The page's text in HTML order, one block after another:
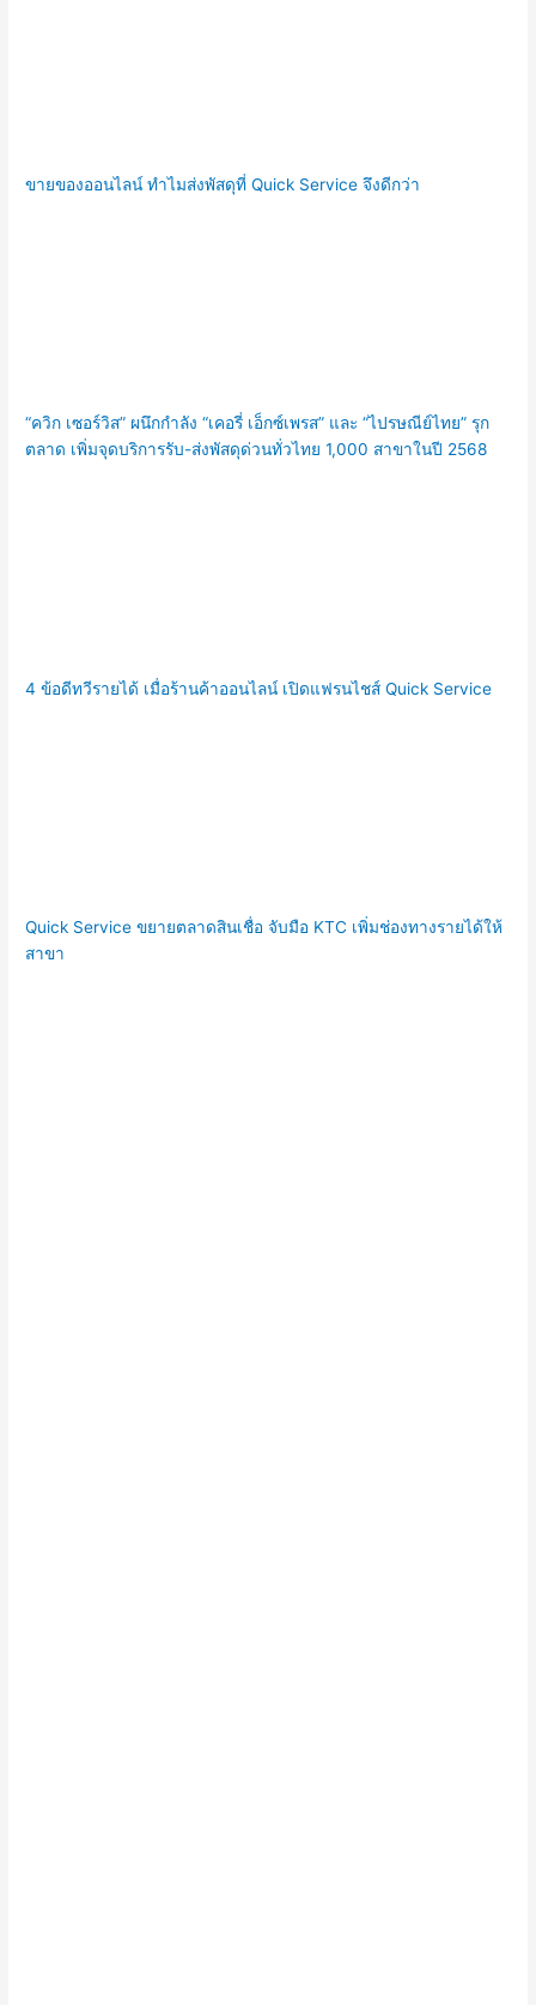
ขายของออนไลน์ ทำไมส่งพัสดุที่ Quick Service จึงดีกว่า
“ควิก เซอร์วิส” ผนึกกำลัง “เคอรี่ เอ็กซ์เพรส” และ “ไปรษณีย์ไทย” รุก
ตลาด เพิ่มจุดบริการรับ-ส่งพัสดุด่วนทั่วไทย 1,000 สาขาในปี 2568
4 ข้อดีทวีรายได้ เมื่อร้านค้าออนไลน์ เปิดแฟรนไชส์ Quick Service
Quick Service ขยายตลาดสินเชื่อ จับมือ KTC เพิ่มช่องทางรายได้ให้
สาขา